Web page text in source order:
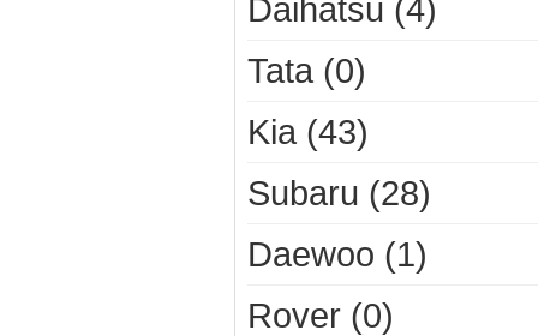
Daihatsu (4)
Tata (0)
Kia (43)
Subaru (28)
Daewoo (1)
Rover (0)